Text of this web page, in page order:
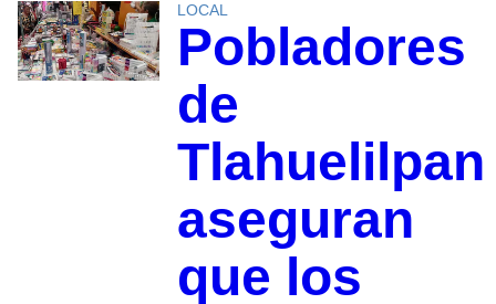
LOCAL
Pobladores
de
Tlahuelilpan
aseguran
que los